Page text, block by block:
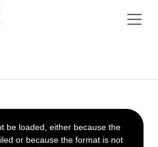
be loaded, either because the
or because the format is not